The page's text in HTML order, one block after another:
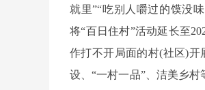
就里”“吃别人嚼过的馍没
将“百日住村”活动延长至
作打不开局面的村(社区)开
设、“一村一品”、洁美乡